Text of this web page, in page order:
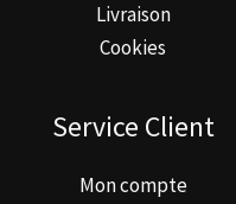
Livraison
Cookies
Service Client
Mon compte